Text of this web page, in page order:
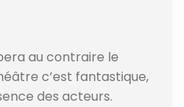
au contraire le
c’est fantastique,
des acteurs.